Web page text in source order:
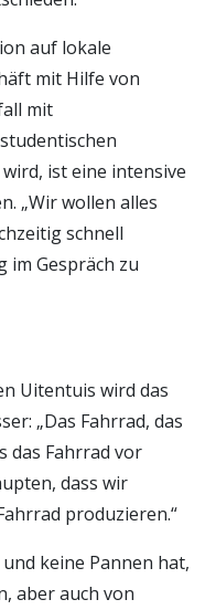
auf lokale
mit Hilfe von
mit
ist eine intensive
„Wir wollen alles
schnell
im Gespräch zu
Uitentuis wird das
„Das Fahrrad, das
das Fahrrad vor
dass wir
produzieren.“
keine Pannen hat,
aber auch von